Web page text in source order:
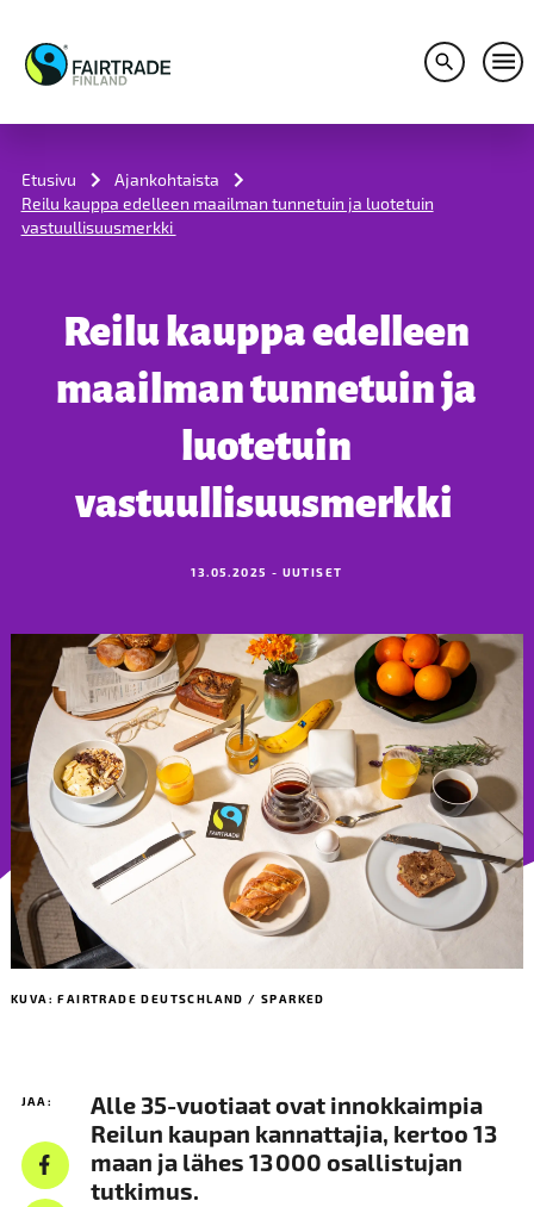
Avaa
Etusivu
Ajankohtaista
Reilu kauppa edelleen maailman tunnetuin ja luotetuin
vastuullisuusmerkki
Reilu kauppa edelleen
maailman tunnetuin ja
luotetuin
vastuullisuusmerkki
13.05.2025 - UUTISET
KUVA: FAIRTRADE DEUTSCHLAND / SPARKED
JAA:
Alle 35-vuotiaat ovat innokkaimpia
Reilun kaupan kannattajia, kertoo 13
maan ja lähes 13 000 osallistujan
tutkimus.